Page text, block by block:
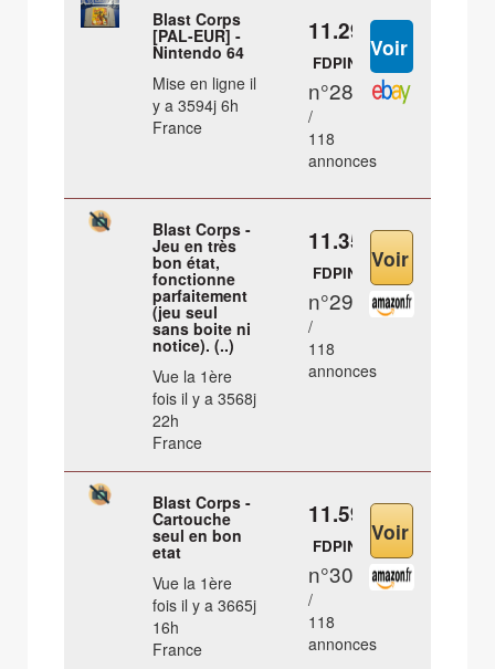
Blast Corps
[PAL-EUR] -
Nintendo 64
Mise en ligne il
y a 3594j 6h
France
11.29 €
FDPIN
n°28
/
118
annonces
Blast Corps -
Jeu en très
bon état,
fonctionne
parfaitement
(jeu seul
sans boite ni
notice). (..)
Vue la 1ère
fois il y a 3568j
22h
France
11.35 €
FDPIN
n°29
/
118
annonces
Blast Corps -
Cartouche
seul en bon
etat
Vue la 1ère
fois il y a 3665j
16h
France
11.59 €
FDPIN
n°30
/
118
annonces